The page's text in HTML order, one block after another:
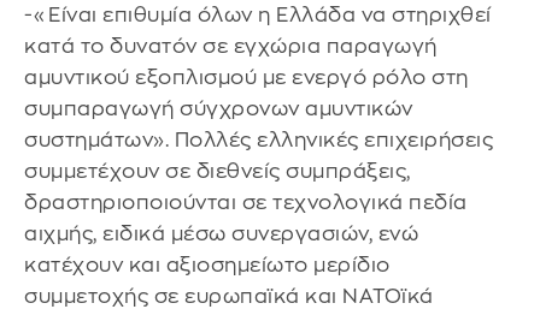
-«Είναι επιθυμία όλων η Ελλάδα να στηριχθεί
κατά το δυνατόν σε εγχώρια παραγωγή
αμυντικού εξοπλισμού με ενεργό ρόλο στη
συμπαραγωγή σύγχρονων αμυντικών
συστημάτων». Πολλές ελληνικές επιχειρήσεις
συμμετέχουν σε διεθνείς συμπράξεις,
δραστηριοποιούνται σε τεχνολογικά πεδία
αιχμής, ειδικά μέσω συνεργασιών, ενώ
κατέχουν και αξιοσημείωτο μερίδιο
συμμετοχής σε ευρωπαϊκά και ΝΑΤΟϊκά